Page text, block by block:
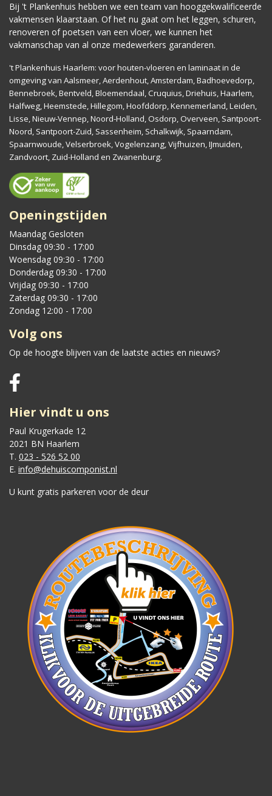
Bij 't Plankenhuis hebben we een team van hooggekwalificeerde
vakmensen klaarstaan. Of het nu gaat om het leggen, schuren,
renoveren of poetsen van een vloer, we kunnen het
vakmanschap van al onze medewerkers garanderen.
't Plankenhuis Haarlem: voor houten-vloeren en laminaat in de
omgeving van Aalsmeer, Aerdenhout, Amsterdam, Badhoevedorp,
Bennebroek, Bentveld, Bloemendaal, Cruquius, Driehuis, Haarlem,
Halfweg, Heemstede, Hillegom, Hoofddorp, Kennemerland, Leiden,
Lisse, Nieuw-Vennep, Noord-Holland, Osdorp, Overveen, Santpoort-
Noord, Santpoort-Zuid, Sassenheim, Schalkwijk, Spaarndam,
Spaarnwoude, Velserbroek, Vogelenzang, Vijfhuizen, IJmuiden,
Zandvoort, Zuid-Holland en Zwanenburg.
Openingstijden
Maandag Gesloten
Dinsdag 09:30 - 17:00
Woensdag 09:30 - 17:00
Donderdag 09:30 - 17:00
Vrijdag 09:30 - 17:00
Zaterdag 09:30 - 17:00
Zondag 12:00 - 17:00
Volg ons
Op de hoogte blijven van de laatste acties en nieuws?
Hier vindt u ons
Paul Krugerkade 12
2021 BN Haarlem
T. 023 - 526 52 00
E. info@dehuiscomponist.nl
U kunt gratis parkeren voor de deur